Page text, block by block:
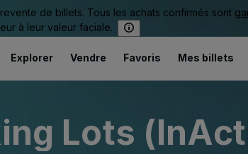
de billets. Tous les achats confirmés sont
à leur valeur faciale.
Explorer Vendre Favoris Mes billets
Lots